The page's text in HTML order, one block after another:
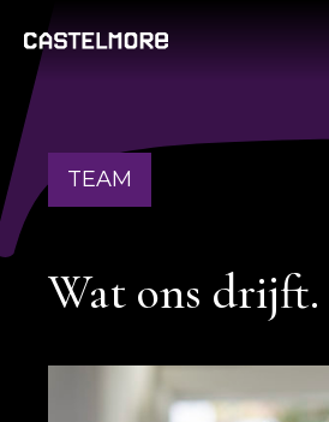
TEAM
Wat ons drijft.